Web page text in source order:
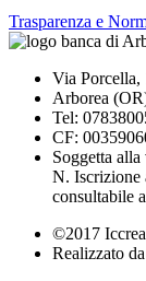
Trasparenza e
Via Porcella,
Arborea
Tel:
CF:
Soggetta
N. Iscrizione
consultabile
©2017
Realizzato da